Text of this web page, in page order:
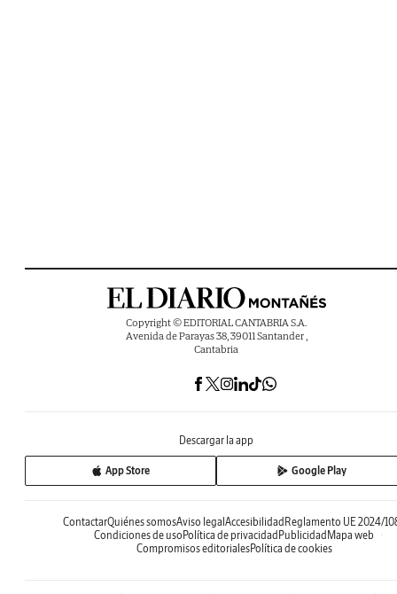
Copyright © EDITORIAL CANTABRIA S.A.
Avenida de Parayas 38, 39011 Santander ,
Cantabria
Descargar la app
App Store Google Play
ContactarQuiénes somosAviso legalAccesibilidadReglamento UE 2024/
Condiciones de usoPolítica de privacidadPublicidadMapa web
Compromisos editorialesPolítica de cookies